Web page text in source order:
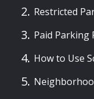
Restricted
Paid Parking
How to Use